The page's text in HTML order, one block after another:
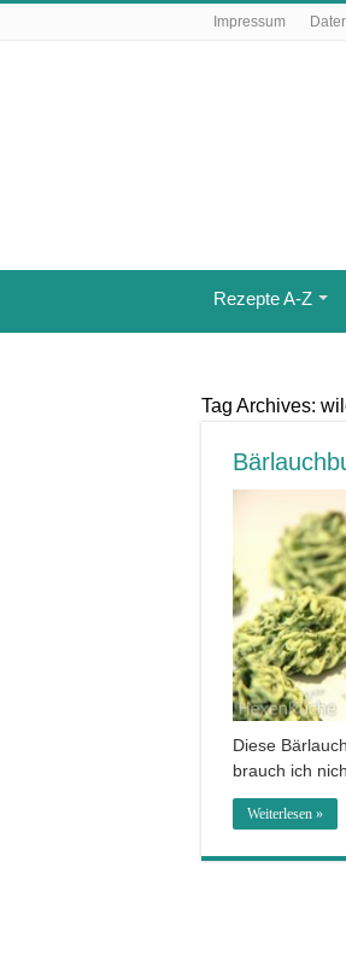
Impressum
Rezepte A-Z
Tag Archives:
Diese
brauch ich
Weiterlesen »